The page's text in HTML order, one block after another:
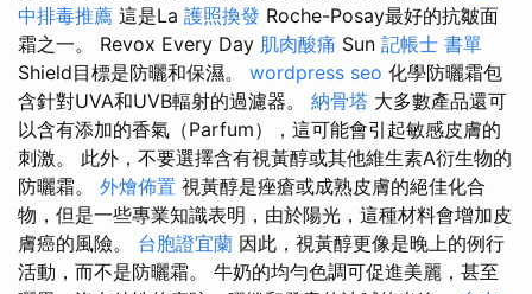
中排毒推薦 這是La 護照換發 Roche-Posay最好的抗皺面
霜之一。 Revox Every Day 肌肉酸痛 Sun 記帳士 書單
Shield目標是防曬和保濕。 wordpress seo 化學防曬霜包
含針對UVA和UVB輻射的過濾器。 納骨塔 大多數產品還可
以含有添加的香氣（Parfum），這可能會引起敏感皮膚的
刺激。 此外，不要選擇含有視黃醇或其他維生素A衍生物的
防曬霜。 外燴佈置 視黃醇是痤瘡或成熟皮膚的絕佳化合
物，但是一些專業知識表明，由於陽光，這種材料會增加皮
膚癌的風險。 台胞證宜蘭 因此，視黃醇更像是晚上的例行
活動，而不是防曬霜。 牛奶的均勻色調可促進美麗，甚至